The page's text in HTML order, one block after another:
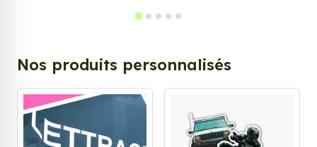
Nos produits personnalisés